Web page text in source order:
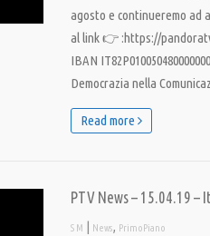
agosto e continueremo ad
al link 👉 :https://
IBAN
Democrazia nella
Read more
PTV News – 15.04.19 –
S M | News, PrimoPiano